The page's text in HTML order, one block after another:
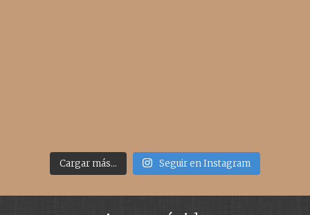
Cargar más... Seguir en Instagram